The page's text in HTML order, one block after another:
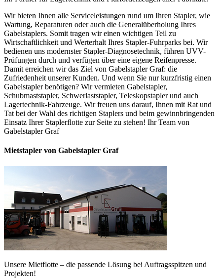
Wir bieten Ihnen alle Serviceleistungen rund um Ihren Stapler, wie
Wartung, Reparaturen oder auch die Generalüberholung Ihres
Gabelstaplers. Somit tragen wir einen wichtigen Teil zu
Wirtschaftlichkeit und Werterhalt Ihres Stapler-Fuhrparks bei. Wir
bedienen uns modernster Stapler-Diagnosetechnik, führen UVV-
Prüfungen durch und verfügen über eine eigene Reifenpresse.
Damit erreichen wir das Ziel von Gabelstapler Graf: die
Zufriedenheit unserer Kunden. Und wenn Sie nur kurzfristig einen
Gabelstapler benötigen? Wir vermieten Gabelstapler,
Schubmaststapler, Schwerlaststapler, Teleskopstapler und auch
Lagertechnik-Fahrzeuge. Wir freuen uns darauf, Ihnen mit Rat und
Tat bei der Wahl des richtigen Staplers und beim gewinnbringenden
Einsatz Ihrer Staplerflotte zur Seite zu stehen! Ihr Team von
Gabelstapler Graf
Mietstapler von Gabelstapler Graf
Unsere Mietflotte – die passende Lösung bei Auftragsspitzen und
Projekten!